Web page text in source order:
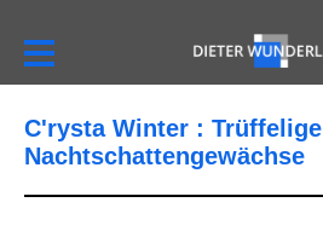
C'rysta Winter : Trüffelige
Nachtschattengewächse